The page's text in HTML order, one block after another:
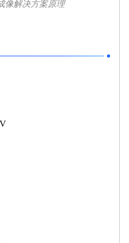
像解决方案原理